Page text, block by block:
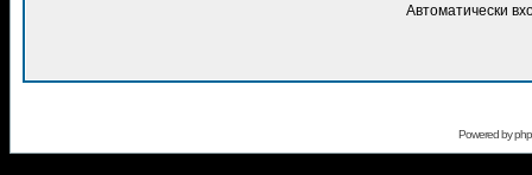
Автоматически
Powered by